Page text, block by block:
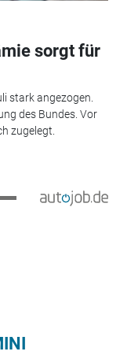
sorgt für
stark angezogen.
des Bundes. Vor
zugelegt.